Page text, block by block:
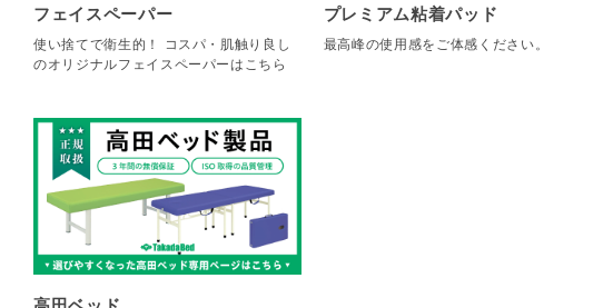
フェイスペーパー
使い捨てで衛生的！ コスパ・肌触り良し
のオリジナルフェイスペーパーはこちら
プレミアム粘着パッド
最高峰の使用感をご体感ください。